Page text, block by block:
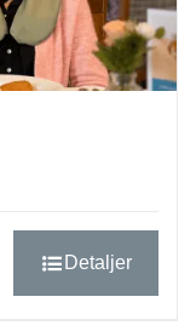
Detaljer